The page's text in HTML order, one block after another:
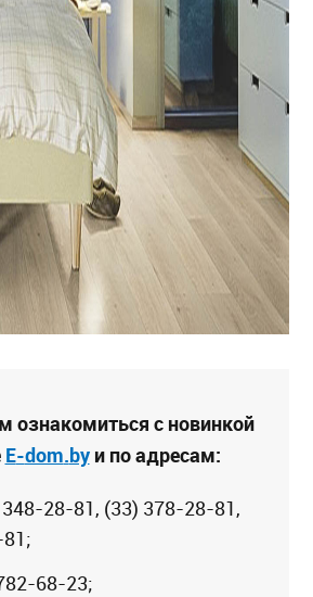
ознакомиться с новинкой
E-dom.byи по адресам:
348-28-81, (33) 378-28-81,
68-23;